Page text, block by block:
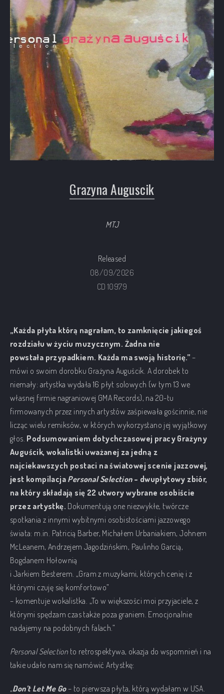
Grazyna Auguscik
MTJ
Released
08/09/2026
CD 10979
„Każda płyta którą nagrałam, to zamknięcie jakiegoś
rozdziału w życiu muzycznym. Żadna nie
powstała przypadkiem. Każda ma swoją historię.” –
mówi o swoim dorobku Grażyna Auguścik. A dorobek to
niemały: artystka wydała 16 płyt solowych (w tym 13 we
własnej firmie nagraniowej GMA Records), na 20-tu
firmowanych przez innych artystów zaśpiewała gościnnie, nie
licząc wielu remiksów, w których wykorzystano jej wyjątkowy
głos. Podsumowaniem dotychczasowej pracy Grażyny
Auguścik, wokalistki uważanej za jedną z
najciekawszych postaci na światowej scenie jazzowej,
jest kompilacja Personal Selection– dwupłytowy zbiór,
na który składają się 22 utwory wybrane osobiście
przez artystkę. Dokumentują one niezwykłe, twórcze
spotkania z innymi wybitnymi osobistościami jazzowego
świata: m.in. Patricią Barber, Michałem Urbaniakiem, Johnem
McLeanem, Andrzejem Jagodzińskim, Paulinho Garcią,
Bogdanem Hołownią
i Jarkiem Besterem. „Gram z muzykami, których cenię i z
którymi czuję się komfortowo”
– komentuje wokalistka. „To w większości moi przyjaciele, z
którymi spędzam czas także poza graniem. Emocjonalnie
nadajemy na podobnych falach.”
Personal Selection to retrospektywa, okazja do wspomnień i na
takie udało nam się namówić Artystkę:
„Don’t Let Me Go – to pierwsza płyta, którą wydałam w USA.